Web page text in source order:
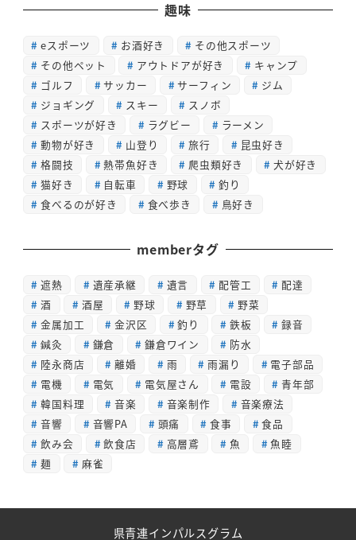
趣味
eスポーツ お酒好き
その他スポーツ
その他ペット
アウトドアが好き
キャンプ
ゴルフ
サッカー サーフィン
ジム
ジョギング
スキー
スノボ
スポーツが好き
ラグビー
ラーメン
動物が好き
山登り 旅行
昆虫好き
格闘技
熱帯魚好き 爬虫類好き
犬が好き
猫好き
自転車 野球
釣り
食べるのが好き
食べ歩き 鳥好き
memberタグ
遮熱 遺産承継 遺言 配管工
配達
酒
酒屋 野球 野草
野菜
金属加工
金沢区 釣り 鉄板
録音
鍼灸
鎌倉 鎌倉ワイン
防水
陸永商店
離婚 雨 雨漏り
電子部品
電機
電気 電気屋さん 電設
青年部
韓国料理
音楽 音楽制作
音楽療法
音響
音響PA 頭痛 食事
食品
飲み会
飲食店 高層鳶 魚
魚睦
麺
麻雀
県青連インパルスグラム